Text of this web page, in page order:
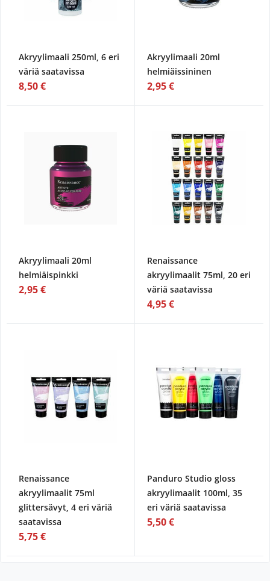
Akryylimaali 250ml, 6 eri
väriä saatavissa
8,50 €
Akryylimaali 20ml
helmiäissininen
2,95 €
Akryylimaali 20ml
helmiäispinkki
2,95 €
Renaissance
akryylimaalit 75ml, 20 eri
väriä saatavissa
4,95 €
Renaissance
akryylimaalit 75ml
glittersävyt, 4 eri väriä
saatavissa
5,75 €
Panduro Studio gloss
akryylimaalit 100ml, 35
eri väriä saatavissa
5,50 €